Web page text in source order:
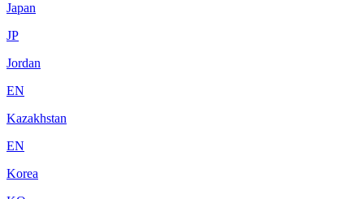
Japan
JP
Jordan
EN
Kazakhstan
EN
Korea